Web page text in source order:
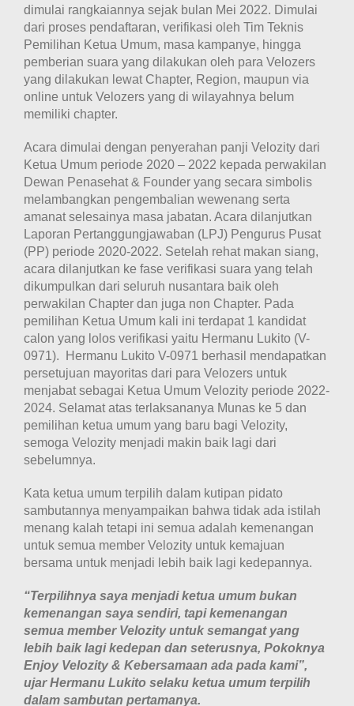
dimulai rangkaiannya sejak bulan Mei 2022. Dimulai
dari proses pendaftaran, verifikasi oleh Tim Teknis
Pemilihan Ketua Umum, masa kampanye, hingga
pemberian suara yang dilakukan oleh para Velozers
yang dilakukan lewat Chapter, Region, maupun via
online untuk Velozers yang di wilayahnya belum
memiliki chapter.
Acara dimulai dengan penyerahan panji Velozity dari
Ketua Umum periode 2020 – 2022 kepada perwakilan
Dewan Penasehat & Founder yang secara simbolis
melambangkan pengembalian wewenang serta
amanat selesainya masa jabatan. Acara dilanjutkan
Laporan Pertanggungjawaban (LPJ) Pengurus Pusat
(PP) periode 2020-2022. Setelah rehat makan siang,
acara dilanjutkan ke fase verifikasi suara yang telah
dikumpulkan dari seluruh nusantara baik oleh
perwakilan Chapter dan juga non Chapter. Pada
pemilihan Ketua Umum kali ini terdapat 1 kandidat
calon yang lolos verifikasi yaitu Hermanu Lukito (V-
0971). Hermanu Lukito V-0971 berhasil mendapatkan
persetujuan mayoritas dari para Velozers untuk
menjabat sebagai Ketua Umum Velozity periode 2022-
2024. Selamat atas terlaksananya Munas ke 5 dan
pemilihan ketua umum yang baru bagi Velozity,
semoga Velozity menjadi makin baik lagi dari
sebelumnya.
Kata ketua umum terpilih dalam kutipan pidato
sambutannya menyampaikan bahwa tidak ada istilah
menang kalah tetapi ini semua adalah kemenangan
untuk semua member Velozity untuk kemajuan
bersama untuk menjadi lebih baik lagi kedepannya.
“Terpilihnya saya menjadi ketua umum bukan
kemenangan saya sendiri, tapi kemenangan
semua member Velozity untuk semangat yang
lebih baik lagi kedepan dan seterusnya, Pokoknya
Enjoy Velozity & Kebersamaan ada pada kami”,
ujar Hermanu Lukito selaku ketua umum terpilih
dalam sambutan pertamanya.